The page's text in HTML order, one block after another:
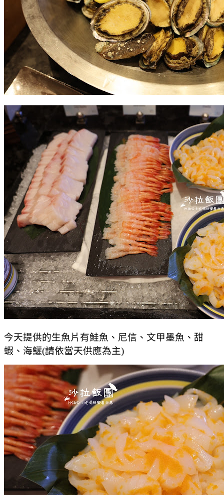
今天提供的生魚片有鮭魚、尼信、文甲墨魚、甜
蝦、海鱺(請依當天供應為主)